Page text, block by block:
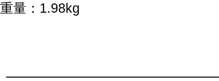
重量：1.98kg